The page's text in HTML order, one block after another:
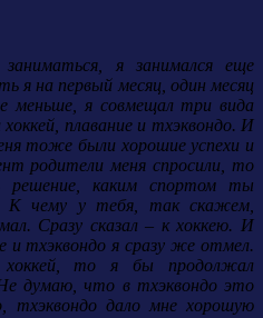
я занимался еще
я на первый месяц, один месяц
меньше, я совмещал три вида
плавание и тхэквондо. И
тоже были хорошие успехи и
родители меня спросили, то
каким спортом ты
К чему у тебя, так скажем,
Сразу сказал – к хоккею. И
и тхэквондо я сразу же отмел.
то я бы продолжал
думаю, что в тхэквондо это
тхэквондо дало мне хорошую